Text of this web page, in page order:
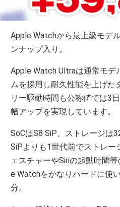
Apple Watchから最上級モデ
ンナップ入り。
Apple Watch Ultraは通常モデ
ムを採用し耐久性能を上げた
リー駆動時間も公称値では3
幅アップを実現しています。
SoCはS8 SiP、ストレージは
SiPよりも1世代前でストレー
ェスチャーやSiriの起動時間
e Watchをかなりハードに使
分。